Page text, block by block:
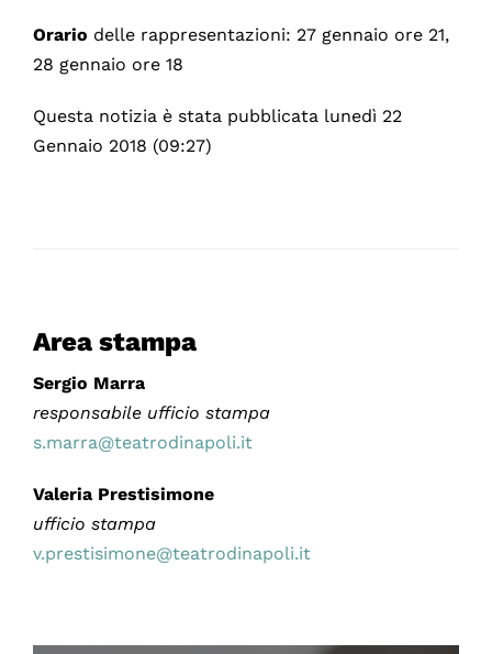
Orario delle rappresentazioni: 27 gennaio ore 21,
28 gennaio ore 18
Questa notizia è stata pubblicata lunedì 22
Gennaio 2018 (09:27)
Area stampa
Sergio Marra
responsabile ufficio stampa
s.marra@teatrodinapoli.it
Valeria Prestisimone
ufficio stampa
v.prestisimone@teatrodinapoli.it